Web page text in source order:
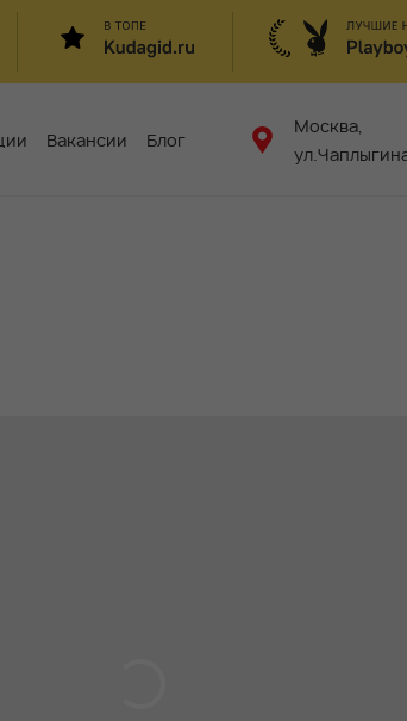
Вакансии Блог
Москва,